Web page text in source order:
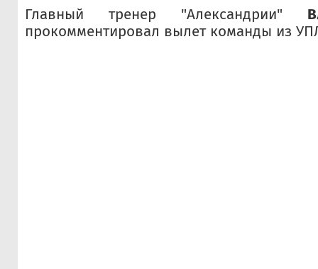
Главный тренер "Александрии"
прокомментировал вылет команды из